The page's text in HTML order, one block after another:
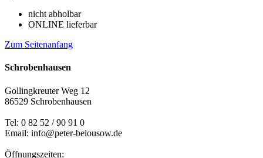
nicht abholbar
ONLINE lieferbar
Zum Seitenanfang
Schrobenhausen
Gollingkreuter Weg 12
86529 Schrobenhausen
Tel: 0 82 52 / 90 91 0
Email: info@peter-belousow.de
Öffnungszeiten: